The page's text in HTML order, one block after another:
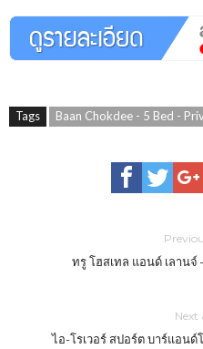
Tags Baan Chokdee - 5 Bed -
ทรู โฮสเทล แอนด์ เลาน
Next
ไอ-โรเวอร์ สปอร์ต บาร์แอน